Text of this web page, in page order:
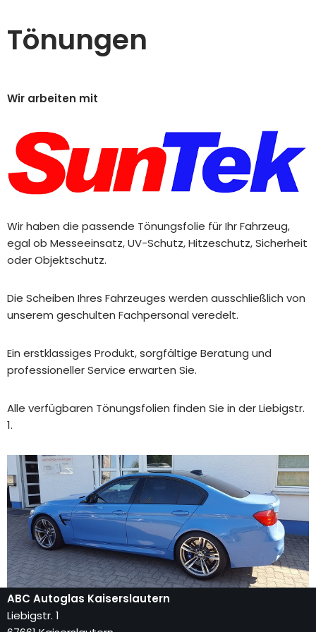
Tönungen
Wir arbeiten mit
Wir haben die passende Tönungsfolie für Ihr Fahrzeug,
egal ob Messeeinsatz, UV-Schutz, Hitzeschutz, Sicherheit
oder Objektschutz.
Die Scheiben Ihres Fahrzeuges werden ausschließlich von
unserem geschulten Fachpersonal veredelt.
Ein erstklassiges Produkt, sorgfältige Beratung und
professioneller Service erwarten Sie.
Alle verfügbaren Tönungsfolien finden Sie in der Liebigstr.
1.
ABC Autoglas Kaiserslautern
Liebigstr. 1